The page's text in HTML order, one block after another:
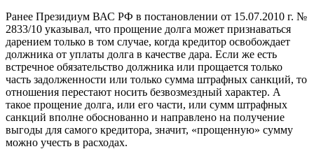
Ранее Президиум ВАС РФ в постановлении от 15.07.2010 г. №
2833/10 указывал, что прощение долга может признаваться
дарением только в том случае, когда кредитор освобождает
должника от уплаты долга в качестве дара. Если же есть
встречное обязательство должника или прощается только
часть задолженности или только сумма штрафных санкций, то
отношения перестают носить безвозмездный характер. А
такое прощение долга, или его части, или сумм штрафных
санкций вполне обоснованно и направлено на получение
выгоды для самого кредитора, значит, «прощенную» сумму
можно учесть в расходах.